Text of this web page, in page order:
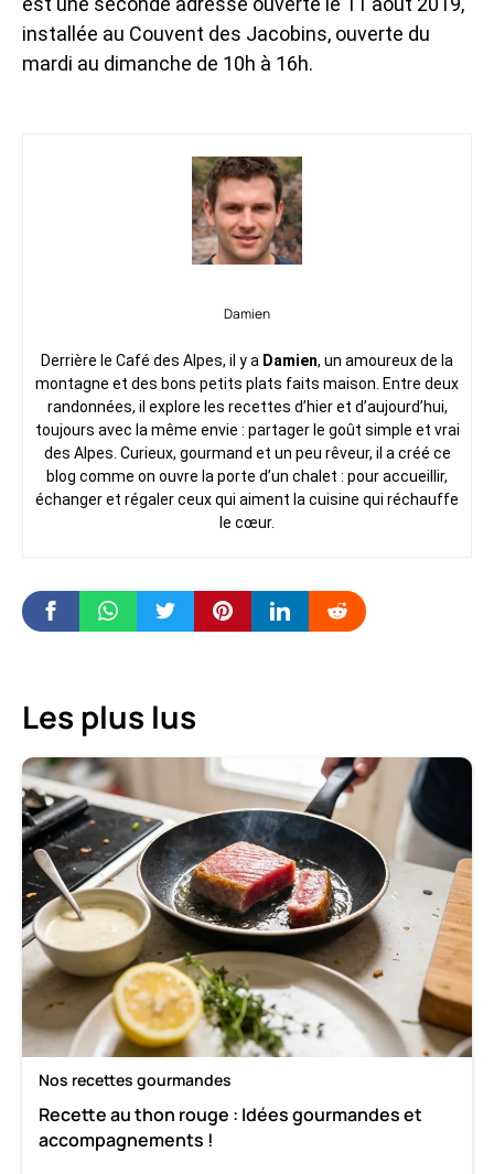
installée au Couvent des Jacobins, ouverte du
mardi au dimanche de 10h à 16h.
Damien
Derrière le Café des Alpes, il y a Damien, un amoureux de la
montagne et des bons petits plats faits maison. Entre deux
randonnées, il explore les recettes d’hier et d’aujourd’hui,
toujours avec la même envie : partager le goût simple et vrai
des Alpes. Curieux, gourmand et un peu rêveur, il a créé ce
blog comme on ouvre la porte d’un chalet : pour accueillir,
échanger et régaler ceux qui aiment la cuisine qui réchauffe
le cœur.
Les plus lus
Nos recettes gourmandes
Recette au thon rouge : Idées gourmandes et
accompagnements !